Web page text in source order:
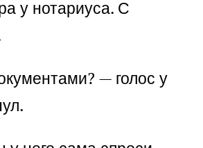
у нотариуса. С
— голос у